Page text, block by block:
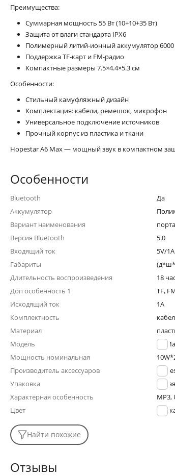
Преимущества:
Суммарная мощность 55 Вт (10+10+35 Вт)
Защита от влаги стандарта IPX6
Полимерный литий-ионный аккумулятор 6000
Поддержка TF-карт и FM-радио
Компактные размеры 7.5×4.4×5.3 см
Особенности:
Стильный камуфляжный дизайн
Комплектация: кабели, ремешок, микрофон
Универсальное подключение источников
Прочный корпус из пластика и ткани
Hopestar A6 Max — мощный звук в компактном
Особенности
Bluetooth
Да
Аккумулятор
Вариант наименования
Версия Bluetooth
5.0
Входящий ток
5V/1A
Габариты
Длительность воспроизведения
18
Доп особенность 1
TF,
Исходящий ток
1A
Комплектность
Материал
Модель
A6
Мощность номинальная
Производитель аксессуаров
Упаковка
Характерная особенность
MP3,
Цвет
Найти похожие
Отзывы